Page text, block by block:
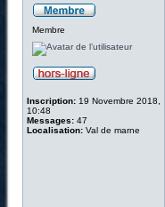
Membre
Inscription: 19 Novembre 2018,
10:48
Messages: 47
Localisation: Val de marne